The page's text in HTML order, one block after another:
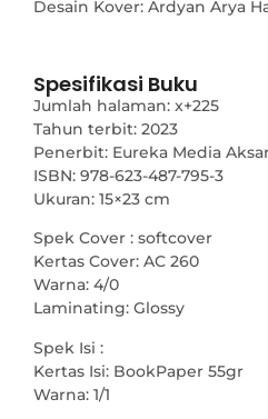
Desain Kover: Ardyan Arya
Spesifikasi Buku
Jumlah halaman: x+225
Tahun terbit: 2023
Penerbit: Eureka Media
ISBN: 978-623-487-795-3
Ukuran: 15×23 cm
Spek Cover : softcover
Kertas Cover: AC 260
Warna: 4/0
Laminating: Glossy
Spek Isi :
Kertas Isi: BookPaper 55gr
Warna: 1/1